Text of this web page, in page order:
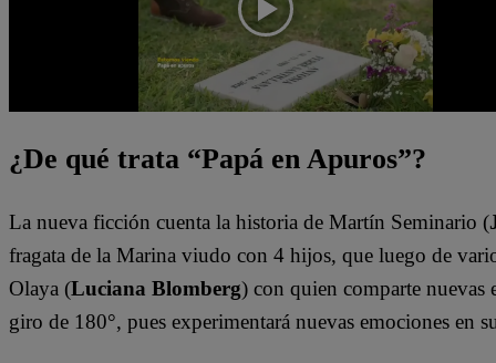
¿De qué trata “Papá en Apuros”?
La nueva ficción cuenta la historia de Martín Seminario (
fragata de la Marina viudo con 4 hijos, que luego de
Olaya (Luciana Blomberg) con quien comparte nuevas
giro de 180°, pues experimentará nuevas emociones en